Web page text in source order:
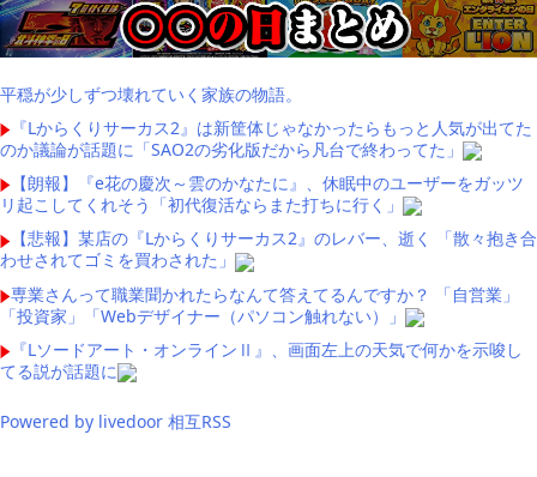
平穏が少しずつ壊れていく家族の物語。
『Lからくりサーカス2』は新筐体じゃなかったらもっと人気が出てた
のか議論が話題に「SAO2の劣化版だから凡台で終わってた」
【朗報】『e花の慶次～雲のかなたに』、休眠中のユーザーをガッツ
リ起こしてくれそう「初代復活ならまた打ちに行く」
【悲報】某店の『Lからくりサーカス2』のレバー、逝く 「散々抱き合
わせされてゴミを買わされた」
専業さんって職業聞かれたらなんて答えてるんですか？ 「自営業」
「投資家」「Webデザイナー（パソコン触れない）」
『Lソードアート・オンラインⅡ』、画面左上の天気で何かを示唆し
てる説が話題に
Powered by livedoor 相互RSS